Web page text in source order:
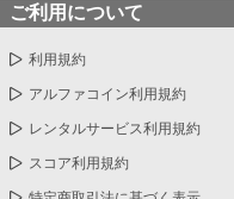
ご利用について
利用規約
アルファコイン利用規約
レンタルサービス利用規約
スコア利用規約